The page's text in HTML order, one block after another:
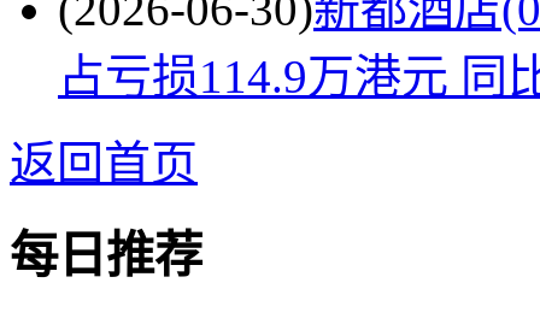
占亏损114.9万港元 同
返回首页
每日推荐